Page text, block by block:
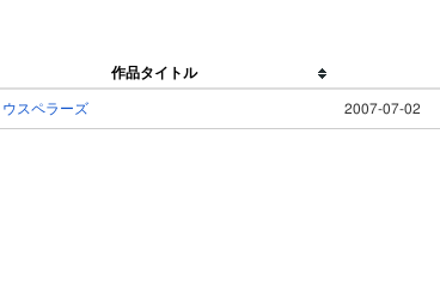
作品タイトル
ウスペラーズ 2007-07-02